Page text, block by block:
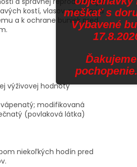
kostí, vlasov, nechtov a
a k ochrane buniek pred
výživovej hodnoty
modifikovaná
(povlaková látka)
niekoľkých hodín pred
meškať s
Vybavené